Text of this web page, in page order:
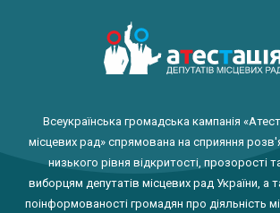
Всеукраїнська громадська кампанія
місцевих рад» спрямована на сприяння
низького рівня відкритості, прозорості
виборцям депутатів місцевих рад України, а
поінформованості громадян про діяльність